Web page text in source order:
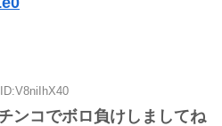
ンコでボロ負けしましてね